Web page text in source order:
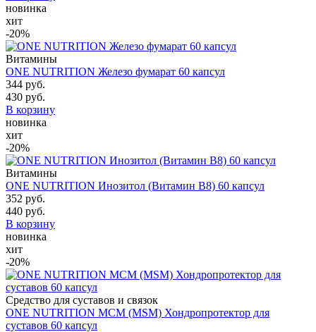
новинка
хит
-20%
Витамины
ONE NUTRITION Железо фумарат 60 капсул
344 руб.
430 руб.
В корзину
новинка
хит
-20%
Витамины
ONE NUTRITION Инозитол (Витамин B8) 60 капсул
352 руб.
440 руб.
В корзину
новинка
хит
-20%
Средство для суставов и связок
ONE NUTRITION МСМ (MSM) Хондропротектор для
суставов 60 капсул